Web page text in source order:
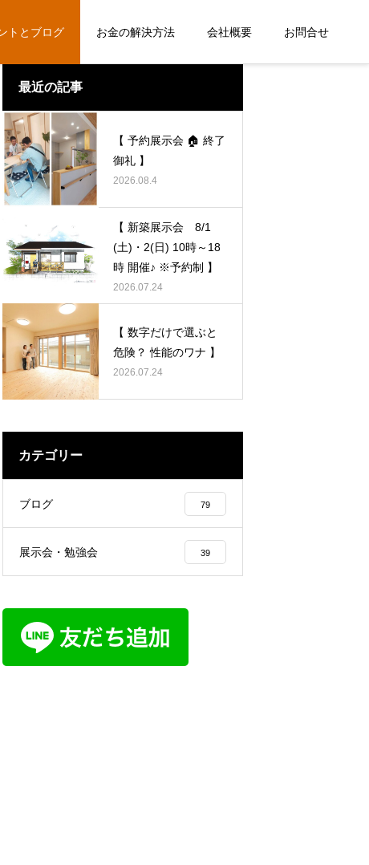
トとブログ お金の解決方法 会社概要 お問合せ
ブログ
【 数字だけで選ぶと危険？ 性能のワ
ナ 】
2026.07.24
【 数字だけで選ぶと危険？ 性能のワ
ナ 】
2026.07.24
最近の記事
【 予約展示会 🏠 終了
御礼 】
2026.08.4
【 新築展示会 8/1
(土)・2(日) 10時～18
時 開催♪ ※予約制 】
2026.07.24
【 数字だけで選ぶと
危険？ 性能のワナ 】
2026.07.24
カテゴリー
ブログ 79
展示会・勉強会 39